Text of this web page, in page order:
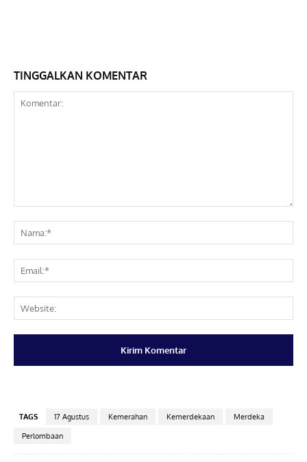
TINGGALKAN KOMENTAR
TAGS 17 Agustus Kemerahan Kemerdekaan
Merdeka
Perlombaan